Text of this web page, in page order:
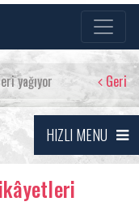
yağıyor Geri
HIZLI MENU